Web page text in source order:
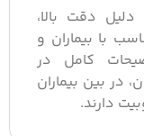
دقت بالا،
با بیماران و
کامل در
بین بیماران
دارند.